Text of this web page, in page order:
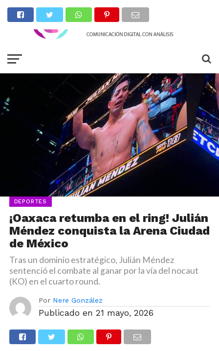
DEPORTES
¡Oaxaca retumba en el ring! Julián
Méndez conquista la Arena Ciudad
de México
Tras un dominio estratégico, Julián Méndez
sentenció el combate al ganar por la vía del nocaut
(KO) en el cuarto round.
Por Nere González
Publicado en 21 mayo, 2026